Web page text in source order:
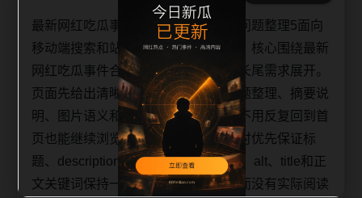
最新网红吃瓜事件合集投稿入口相关问题整理5面向
移动端搜索和站内连续阅读场景整理，核心围绕最新
网红吃瓜事件合集、投稿入口和相关长尾需求展开。
页面先给出清晰主题，再补充相关问题整理、摘要说
明、图片语义和可点击入口，让用户不用反复回到首
页也能继续浏览同类内容。每日更新时优先保证标
题、description、canonical、主题图、alt、title和正
文关键词保持一致，避免只替换词语而没有实际阅读